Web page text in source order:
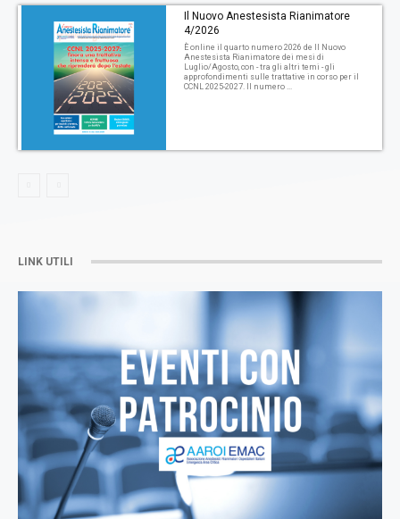
Il Nuovo Anestesista Rianimatore
4/2026
È online il quarto numero 2026 de Il Nuovo
Anestesista Rianimatore dei mesi di
Luglio/Agosto, con - tra gli altri temi - gli
approfondimenti sulle trattative in corso per il
CCNL 2025-2027. Il numero ...
LINK UTILI